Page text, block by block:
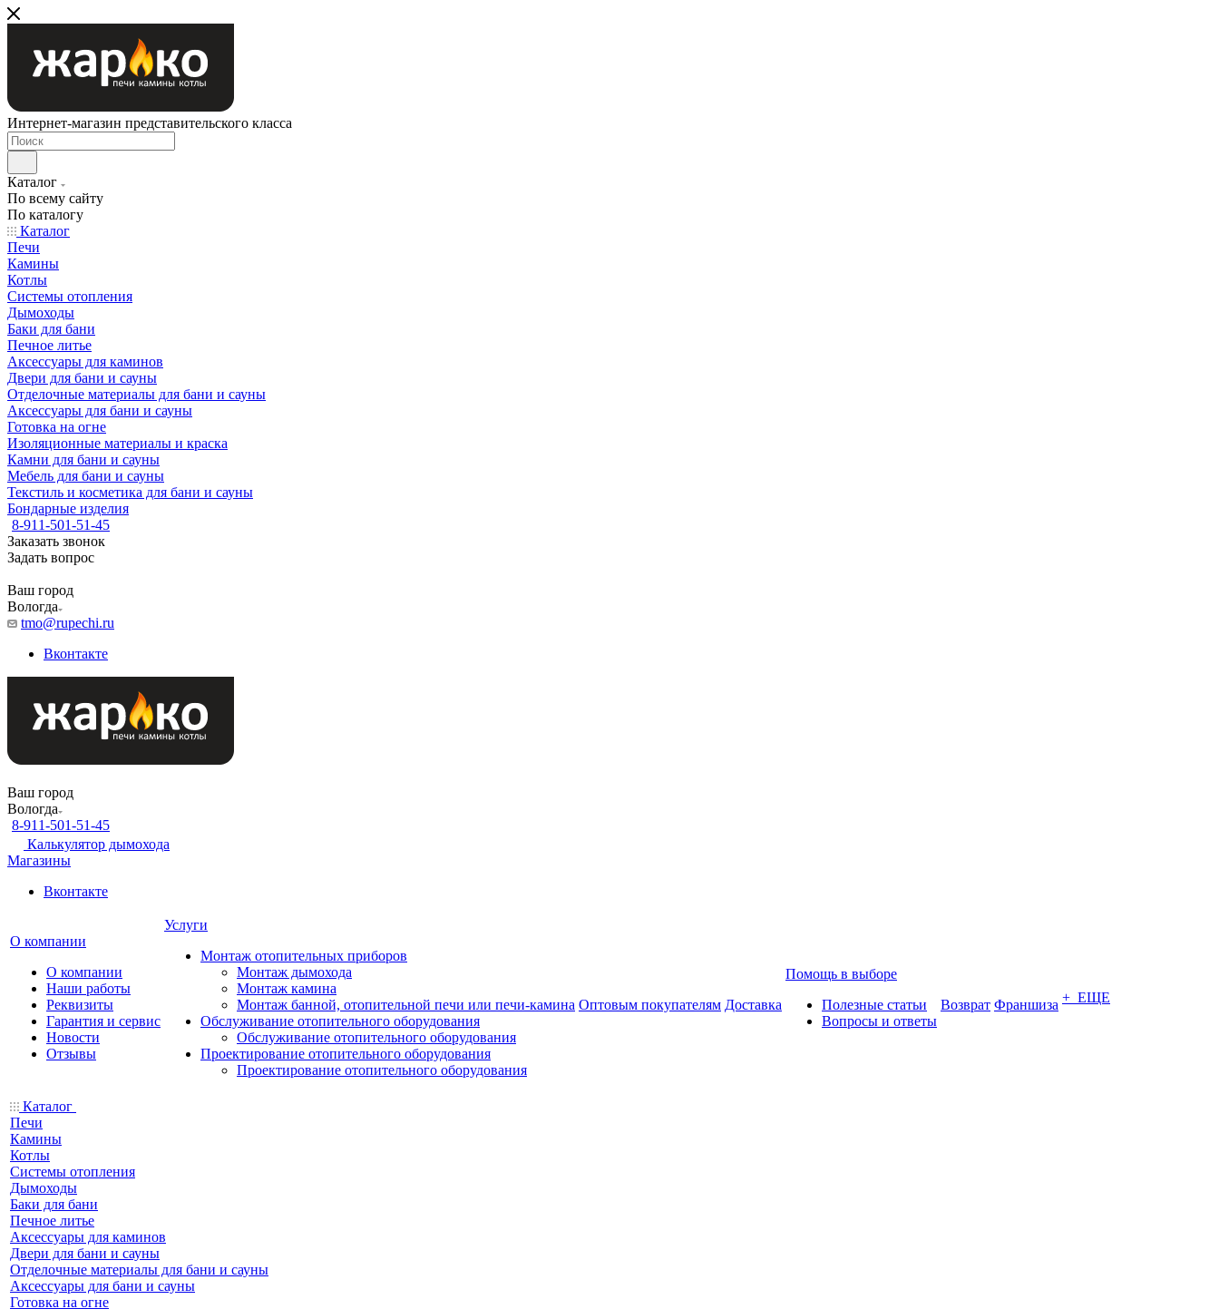
Интернет-магазин представительского класса
Каталог
По всему сайту
По каталогу
Каталог
Печи
Камины
Котлы
Системы отопления
Дымоходы
Баки для бани
Печное литье
Аксессуары для каминов
Двери для бани и сауны
Отделочные материалы для бани и сауны
Аксессуары для бани и сауны
Готовка на огне
Изоляционные материалы и краска
Камни для бани и сауны
Мебель для бани и сауны
Текстиль и косметика для бани и сауны
Бондарные изделия
8-911-501-51-45
Заказать звонок
Задать вопрос
Ваш город
Вологда
tmo@rupechi.ru
Вконтакте
Ваш город
Вологда
8-911-501-51-45
Калькулятор дымохода
Магазины
Вконтакте
О компании
О компании
Наши работы
Реквизиты
Гарантия и сервис
Новости
Отзывы
Услуги
Монтаж отопительных приборов
Монтаж дымохода
Монтаж камина
Монтаж банной, отопительной печи или печи-камина
Обслуживание отопительного оборудования
Обслуживание отопительного оборудования
Проектирование отопительного оборудования
Проектирование отопительного оборудования
Оптовым покупателям Доставка
Помощь в выборе
Полезные статьи
Вопросы и ответы
Возврат Франшиза + ЕЩЕ
Каталог
Печи
Камины
Котлы
Системы отопления
Дымоходы
Баки для бани
Печное литье
Аксессуары для каминов
Двери для бани и сауны
Отделочные материалы для бани и сауны
Аксессуары для бани и сауны
Готовка на огне